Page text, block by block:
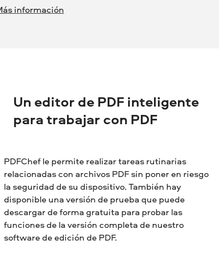
información
Un editor de PDF inteligente
para trabajar con PDF
PDFChef le permite realizar tareas rutinarias
relacionadas con archivos PDF sin poner en riesgo
la seguridad de su dispositivo. También hay
disponible una versión de prueba que puede
descargar de forma gratuita para probar las
funciones de la versión completa de nuestro
software de edición de PDF.